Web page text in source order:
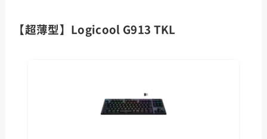
【超薄型】Logicool G913 TKL